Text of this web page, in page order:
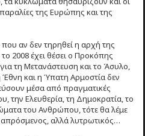
της Ευρώπης και της
αν δεν τηρηθεί η αρχή της
2008 έχει θέσει ο Προκόπης
τη Μετανάστευση και το Άσυλο,
και η Ύπατη Αρμοστία δεν
μέσα από πραγματικές
την Ελευθερία, τη Δημοκρατία, το
του Ανθρώπου, τότε θα λέμε
αλλά λυτρωτικός…